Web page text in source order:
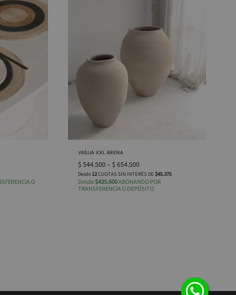
O
VASIJA XXL ARENA
$ 544.500– $ 654.500
Desde 12CUOTAS SIN INTERÉS DE $45.375
Desde$435.600ABONANDO POR
TRANSFERENCIA O DEPÓSITO